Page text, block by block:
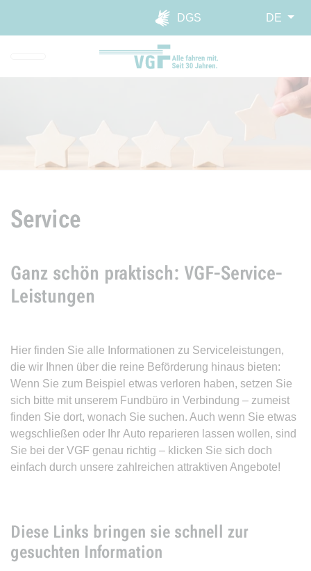
Direkt zur Hauptnavigation
Direkt zum Inhalt springen
Webseiten-Barriere melden
DGS
DE
Service
Ganz schön praktisch: VGF-Service-
Leistungen
Hier finden Sie alle Informationen zu Serviceleistungen,
die wir Ihnen über die reine Beförderung hinaus bieten:
Wenn Sie zum Beispiel etwas verloren haben, setzen Sie
sich bitte mit unserem Fundbüro in Verbindung – zumeist
finden Sie dort, wonach Sie suchen. Auch wenn Sie etwas
wegschließen oder Ihr Auto reparieren lassen wollen, sind
Sie bei der VGF genau richtig – klicken Sie sich doch
einfach durch unsere zahlreichen attraktiven Angebote!
Diese Links bringen sie schnell zur
gesuchten Information